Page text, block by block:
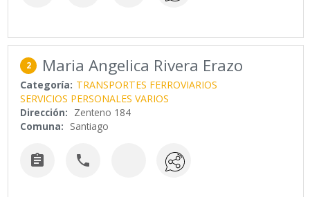
2 Maria Angelica Rivera Erazo
Categoría: TRANSPORTES FERROVIARIOS
SERVICIOS PERSONALES VARIOS
Dirección: Zenteno 184
Comuna: Santiago
 